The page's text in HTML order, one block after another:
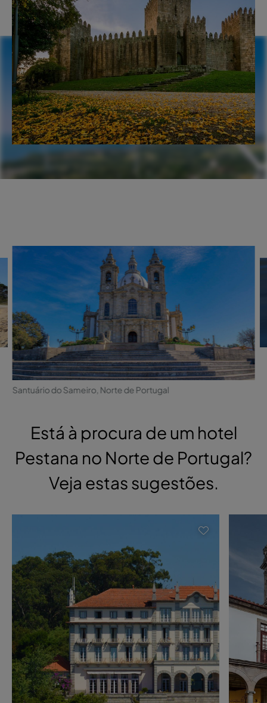
Santuário do Sameiro, Norte de Portugal
Está à procura de um hotel
Pestana no Norte de Portugal?
Veja estas sugestões.